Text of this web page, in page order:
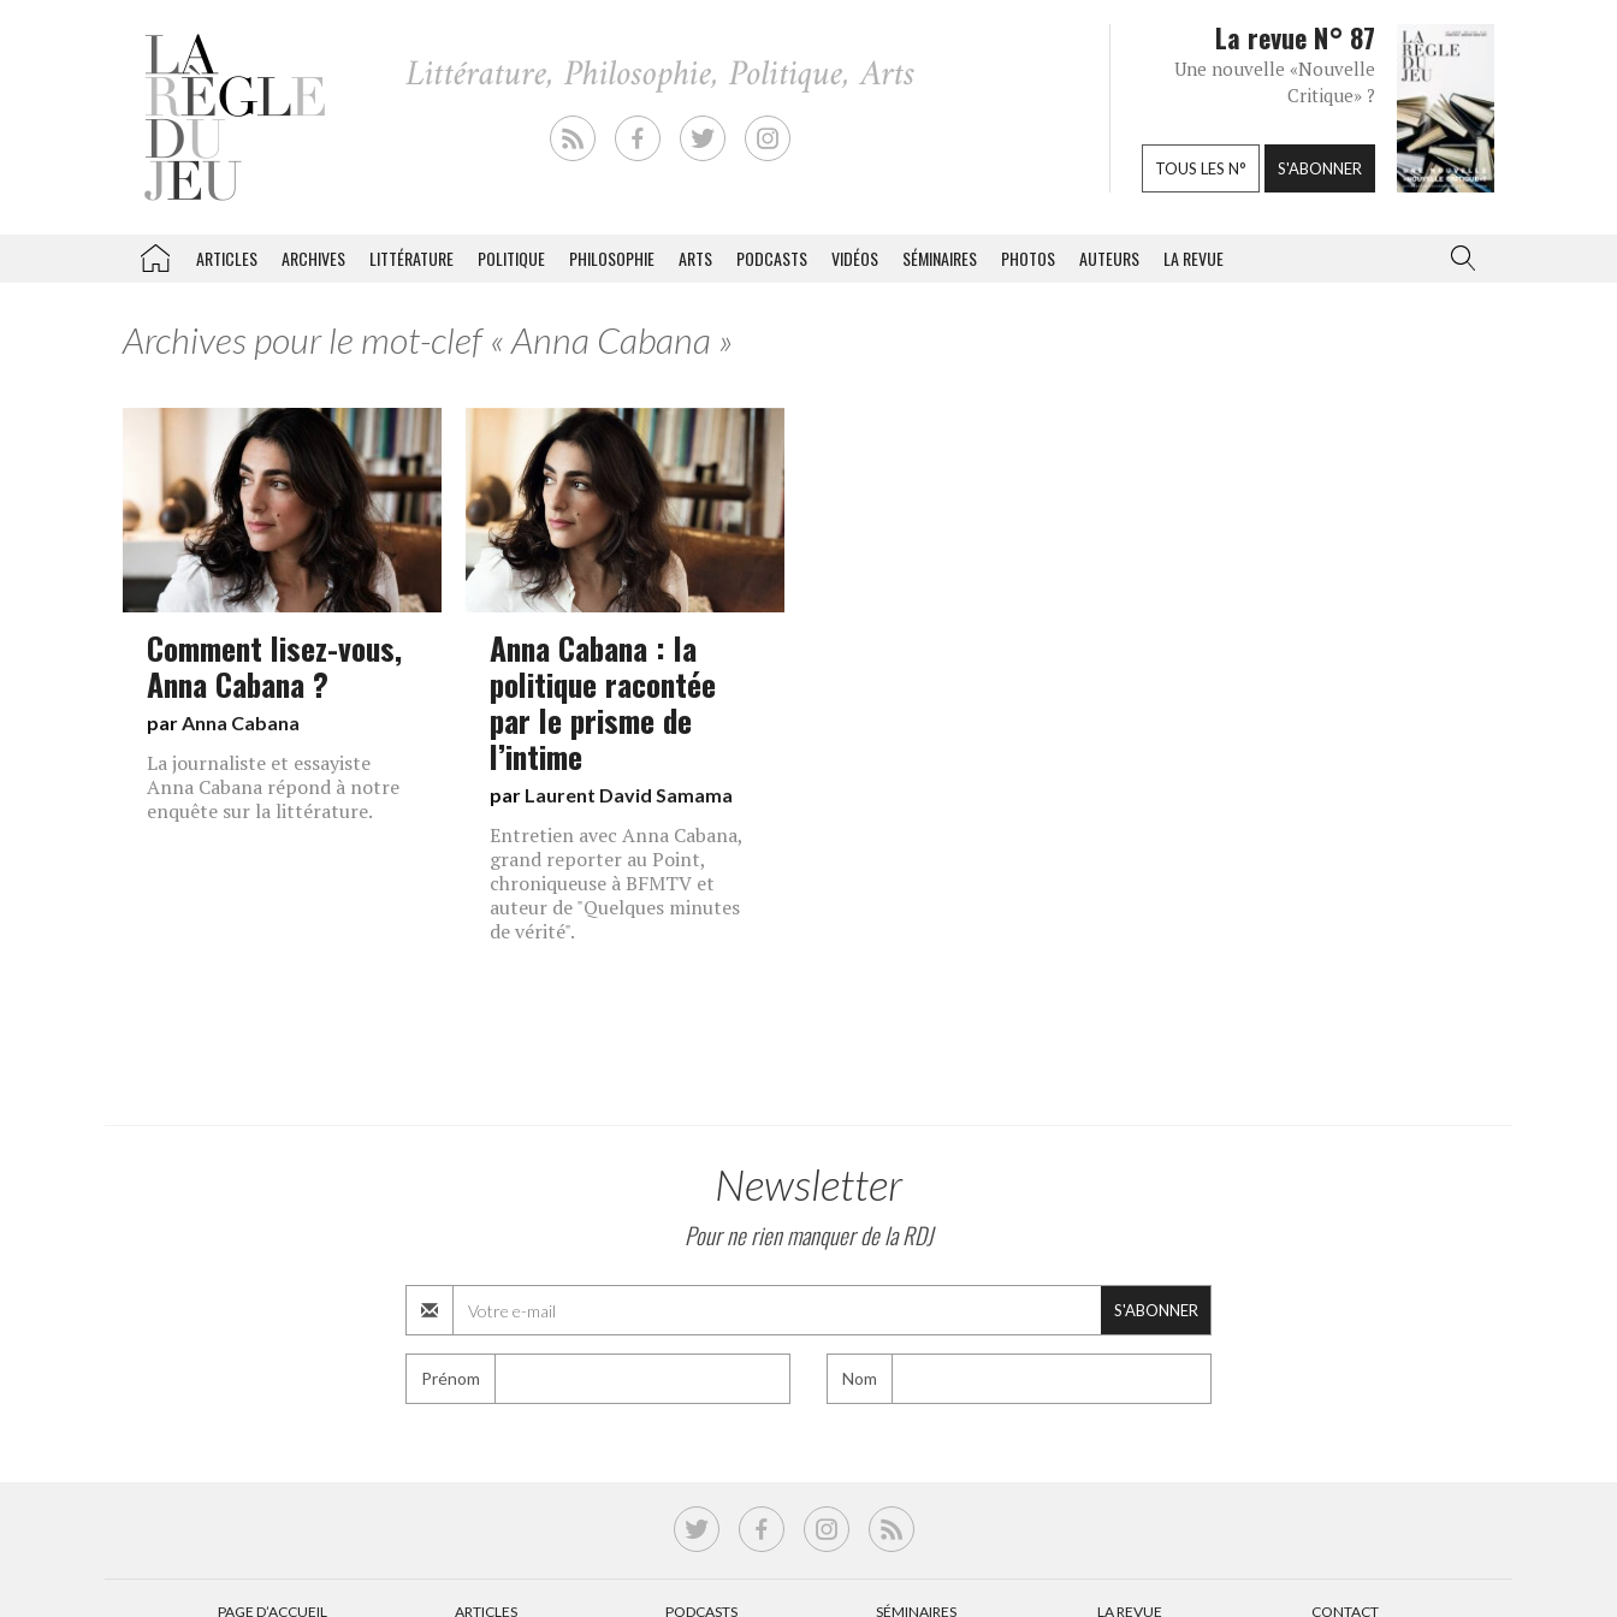
La revue N° 87
Une nouvelle «Nouvelle
Critique» ?
TOUS LES N° S'ABONNER
ARTICLES ARCHIVES LITTÉRATURE POLITIQUE PHILOSOPHIE ARTS PODCASTS VIDÉOS SÉMINAIRES PHOTOS AUTEURS LA REVUE
Archives pour le mot-clef « Anna Cabana »
Comment lisez-vous,
Anna Cabana ?
parAnna Cabana
La journaliste et essayiste
Anna Cabana répond à notre
enquête sur la littérature.
Anna Cabana : la
politique racontée
par le prisme de
l’intime
par Laurent David Samama
Entretien avec Anna Cabana,
grand reporter au Point,
chroniqueuse à BFMTV et
auteur de "Quelques minutes
de vérité".
Newsletter
Pour ne rien manquer de la RDJ
S'ABONNER
Prénom Nom
PAGE D’ACCUEIL ARTICLES PODCASTS SÉMINAIRES LA REVUE CONTACT